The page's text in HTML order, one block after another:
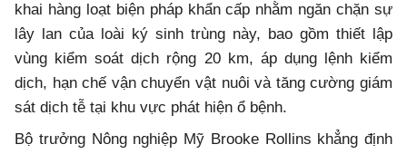
khai hàng loạt biện pháp khẩn cấp nhằm ngăn chặn sự
lây lan của loài ký sinh trùng này, bao gồm thiết lập
vùng kiểm soát dịch rộng 20 km, áp dụng lệnh kiểm
dịch, hạn chế vận chuyển vật nuôi và tăng cường giám
sát dịch tễ tại khu vực phát hiện ổ bệnh.
Bộ trưởng Nông nghiệp Mỹ Brooke Rollins khẳng định